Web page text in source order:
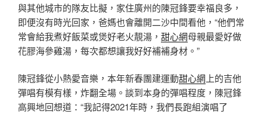
與其他城市的隊友比擬，家住廣州的陳冠鋒要幸福良多，
即便沒有時光回家，爸媽也會離開二沙中間看他，“他們常
常會給我煮好飯菜或煲好老火靚湯， 甜心網母親最愛好做
花膠海參雞湯，每次都想讓我好好補補身材。”
陳冠鋒從小熱愛音樂，本年新春團建運動甜心網 上的吉他
彈唱有模有樣，炸翻全場。談到本身的彈唱程度，陳冠鋒
高興地回想道：“我記得2021年時，我們長跑組演唱了